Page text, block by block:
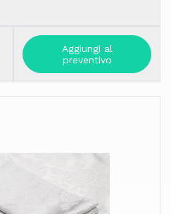
Aggiungi al
preventivo